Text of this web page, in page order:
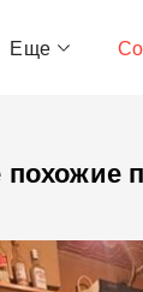
Еще
похожие